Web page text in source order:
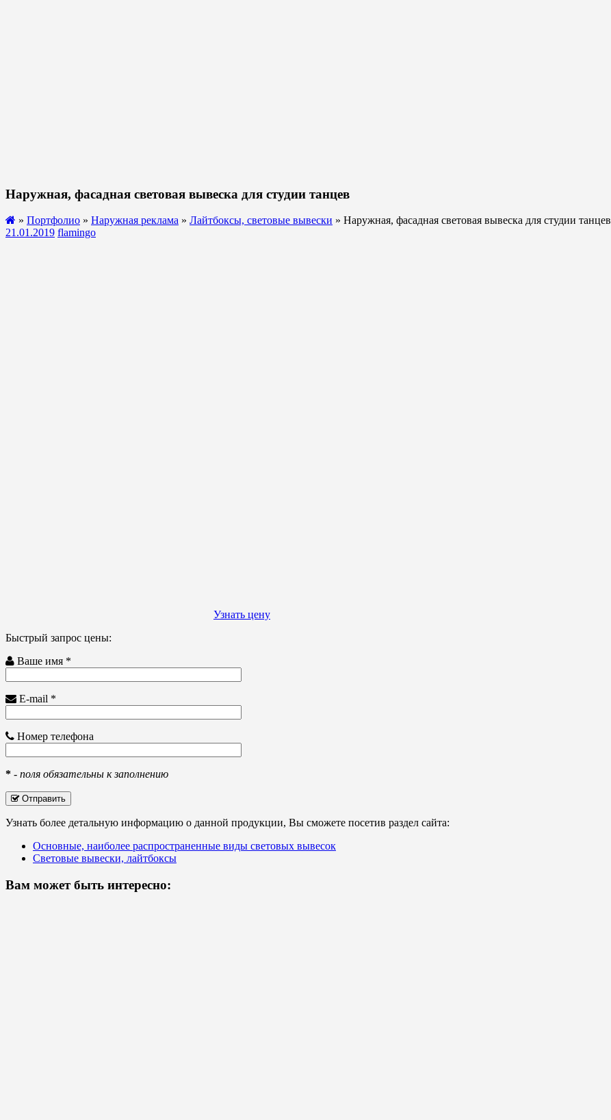
Наружная, фасадная световая вывеска для студии танцев
» Портфолио » Наружная реклама » Лайтбоксы, световые вывески » Наружная, фасадная световая вывеска для студии танцев
21.01.2019 flamingo
Узнать цену
Быстрый запрос цены:
Ваше имя *
E-mail *
Номер телефона
* - поля обязательны к заполнению
Отправить
Узнать более детальную информацию о данной продукции, Вы сможете посетив раздел сайта:
Основные, наиболее распространенные виды световых вывесок
Световые вывески, лайтбоксы
Вам может быть интересно: